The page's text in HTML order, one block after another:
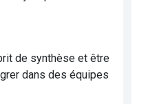
de synthèse et être
dans des équipes